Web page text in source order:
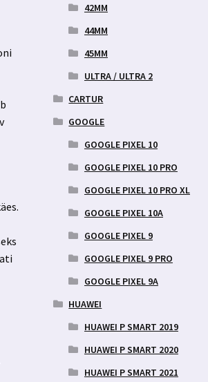
42MM
44MM
45MM
ULTRA / ULTRA 2
CARTUR
GOOGLE
GOOGLE PIXEL 10
GOOGLE PIXEL 10 PRO
GOOGLE PIXEL 10 PRO XL
GOOGLE PIXEL 10A
GOOGLE PIXEL 9
GOOGLE PIXEL 9 PRO
GOOGLE PIXEL 9A
HUAWEI
HUAWEI P SMART 2019
HUAWEI P SMART 2020
HUAWEI P SMART 2021